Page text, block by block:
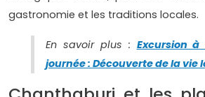
gastronomie et les traditions locales.
En savoir plus : Excursion
journée : Découverte de la vie